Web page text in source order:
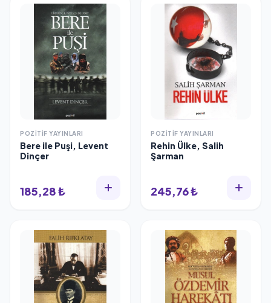
POZITIF YAYINLARI
Bere ile Puşi, Levent
Dinçer
185,28 ₺
POZITIF YAYINLARI
Rehin Ülke, Salih
Şarman
245,76 ₺